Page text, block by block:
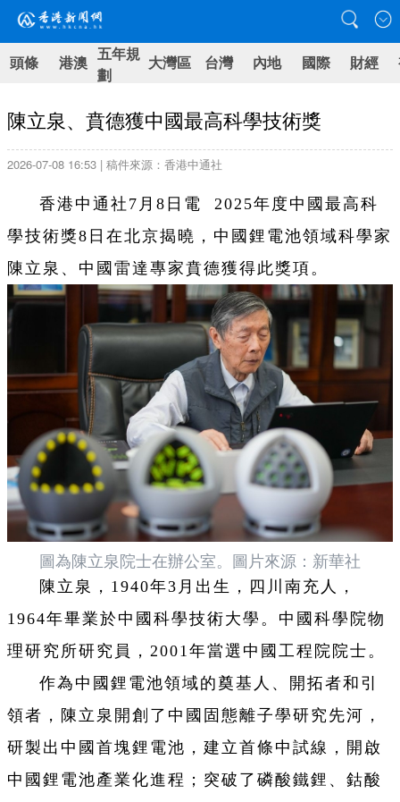
頭條 港澳 五年規
劃
大灣區 台灣 內地 國際 財經
陳立泉、賁德獲中國最高科學技術獎
2026-07-08 16:53 | 稿件來源：香港中通社
香港中通社7月8日電 2025年度中國最高科
學技術獎8日在北京揭曉，中國鋰電池領域科學家
陳立泉、中國雷達專家賁德獲得此獎項。
圖為陳立泉院士在辦公室。圖片來源：新華社
陳立泉，1940年3月出生，四川南充人，
1964年畢業於中國科學技術大學。中國科學院物
理研究所研究員，2001年當選中國工程院院士。
作為中國鋰電池領域的奠基人、開拓者和引
領者，陳立泉開創了中國固態離子學研究先河，
研製出中國首塊鋰電池，建立首條中試線，開啟
中國鋰電池產業化進程；突破了磷酸鐵鋰、鈷酸